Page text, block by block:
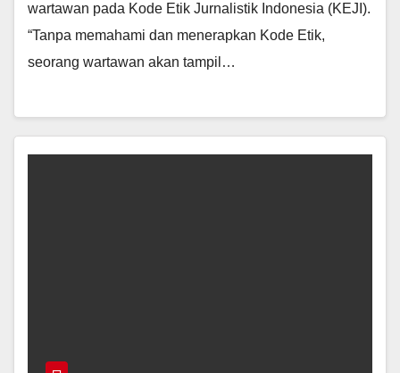
wartawan pada Kode Etik Jurnalistik Indonesia (KEJI).
“Tanpa memahami dan menerapkan Kode Etik,
seorang wartawan akan tampil…